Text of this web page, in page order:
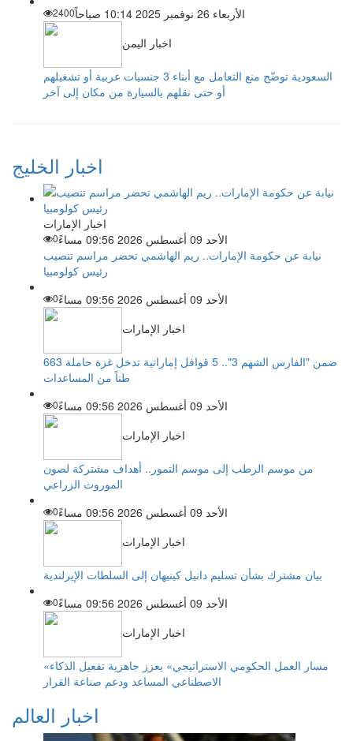
الأربعاء 26 نوفمبر 2025 10:14 صباحاً 2400
اخبار اليمن
السعودية توضّح منع التعامل مع أبناء 3 جنسيات عربية أو تشغيلهم
أو حتى نقلهم بالسيارة من مكان إلى آخر
اخبار الخليج
اخبار الإمارات
الأحد 09 أغسطس 2026 09:56 مساءً
0
نيابة عن حكومة الإمارات.. ريم الهاشمي تحضر مراسم تنصيب
رئيس كولومبيا
الأحد 09 أغسطس 2026 09:56 مساءً
0
اخبار الإمارات
ضمن "الفارس الشهم 3".. 5 قوافل إماراتية تدخل غزة حاملة 663
طناً من المساعدات
الأحد 09 أغسطس 2026 09:56 مساءً
0
اخبار الإمارات
من موسم الرطب إلى موسم التمور.. أهداف مشتركة لصون
الموروث الزراعي
الأحد 09 أغسطس 2026 09:56 مساءً
0
اخبار الإمارات
بيان مشترك بشأن تسليم دانيل كينيهان إلى السلطات الإيرلندية
الأحد 09 أغسطس 2026 09:56 مساءً
0
اخبار الإمارات
«مسار العمل الحكومي الاستراتيجي» يعزز جاهزية تفعيل الذكاء
الاصطناعي المساعد ودعم صناعة القرار
اخبار العالم